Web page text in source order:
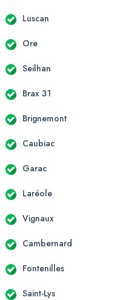
Luscan
Ore
Seilhan
Brax 31
Brignemont
Caubiac
Garac
Laréole
Vignaux
Cambernard
Fontenilles
Saint-Lys